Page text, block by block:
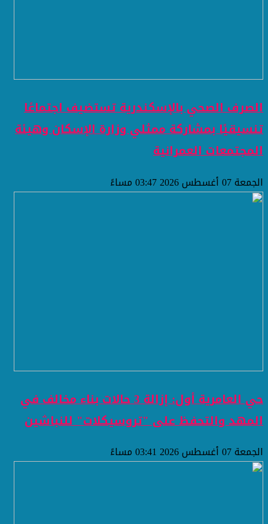
الصرف الصحي بالإسكندرية تستضيف اجتماعًا
تنسيقيًا بمشاركة ممثلي وزارة الإسكان وهيئة
المجتمعات العمرانية
الجمعة 07 أغسطس 2026 03:47 مساءً
حي العامرية أول: إزالة 3 حالات بناء مخالف في
المهد والتحفظ على "تروسيكلات" للنباشين
الجمعة 07 أغسطس 2026 03:41 مساءً